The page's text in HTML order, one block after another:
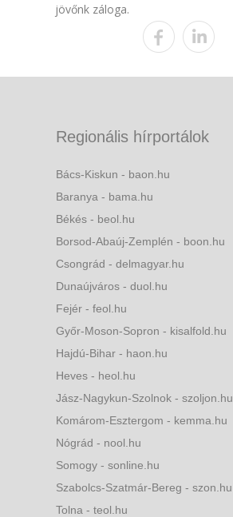
jövőnk záloga.
Regionális hírportálok
Bács-Kiskun - baon.hu
Baranya - bama.hu
Békés - beol.hu
Borsod-Abaúj-Zemplén - boon.hu
Csongrád - delmagyar.hu
Dunaújváros - duol.hu
Fejér - feol.hu
Győr-Moson-Sopron - kisalfold.hu
Hajdú-Bihar - haon.hu
Heves - heol.hu
Jász-Nagykun-Szolnok - szoljon.hu
Komárom-Esztergom - kemma.hu
Nógrád - nool.hu
Somogy - sonline.hu
Szabolcs-Szatmár-Bereg - szon.hu
Tolna - teol.hu